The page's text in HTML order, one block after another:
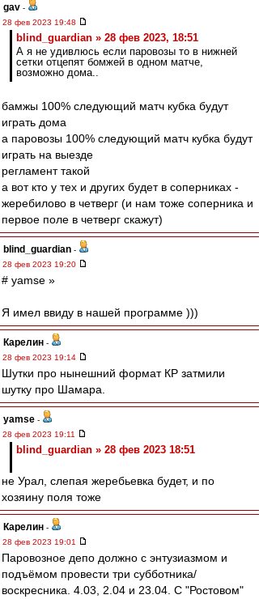
gav -
28 фев 2023 19:48
blind_guardian » 28 фев 2023, 18:51
А я не удивлюсь если паровозы то в нижней
сетки отцепят бомжей в одном матче,
возможно дома..
бамжы 100% следующий матч кубка будут
играть дома
а паровозы 100% следующий матч кубка будут
играть на выезде
регламент такой
а вот кто у тех и других будет в соперниках -
жеребилово в четверг (и нам тоже соперника и
первое поле в четверг скажут)
blind_guardian -
28 фев 2023 19:20
# yamse »
Я имел ввиду в нашей программе )))
Карелин -
28 фев 2023 19:14
Шутки про нынешний формат КР затмили
шутку про Шамара.
yamse -
28 фев 2023 19:11
blind_guardian » 28 фев 2023 18:51
не Урал, слепая жеребьевка будет, и по
хозяину поля тоже
Карелин -
28 фев 2023 19:01
Паровозное депо должно с энтузиазмом и
подъёмом провести три субботника/
воскресника. 4.03, 2.04 и 23.04. С "Ростовом"